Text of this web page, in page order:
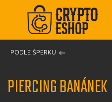
PODLE ŠPERKU
PIERCING BANÁNEK